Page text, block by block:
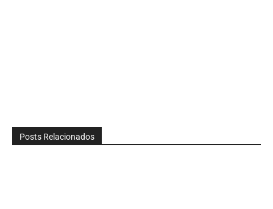
Posts Relacionados